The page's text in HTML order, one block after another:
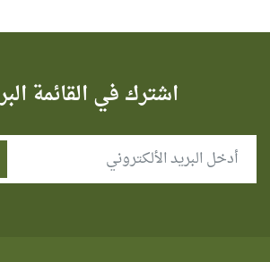
اشترك في القائمة